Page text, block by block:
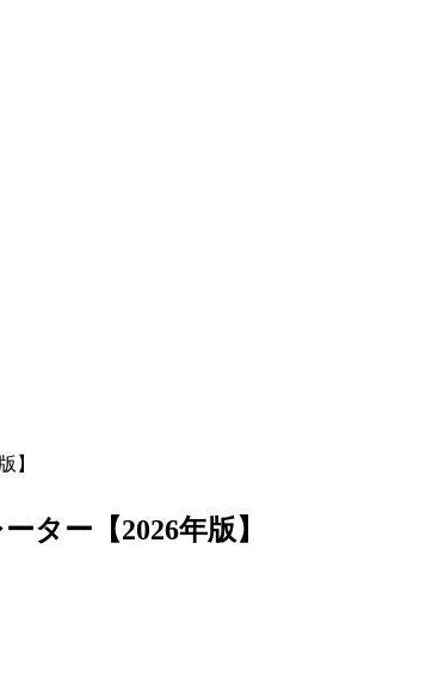
】
ター【2026年版】